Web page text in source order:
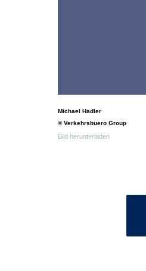
Michael Hadler
© Verkehrsbuero Group
Bild herunterladen